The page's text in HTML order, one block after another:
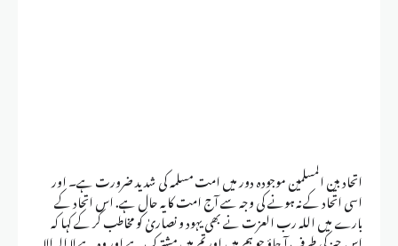
اتحاد بین المسلمین موجودہ دور میں امت مسلمہ کی شدید ضرورت ہے۔ اور
اسی اتحاد کے نہ ہونے کی وجہ سے آج امت کا یہ حال ہے. اس اتحاد کے
بارے میں اللہ رب العزت نے بھی یہود و نصاریٰ کو مخاطب کر کے کہا کہ